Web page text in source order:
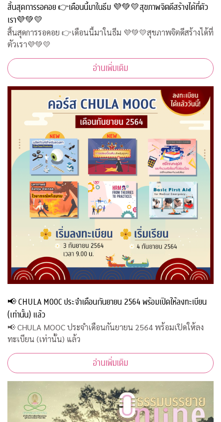
สิ้นสุดการรอคอย 👉เดือนนี้มาในธีม 💜💚💛สุขภาพจิตดีสร้างได้ที่ตัว
เรา💜💚💛
สิ้นสุดการรอคอย 👉เดือนนี้มาในธีม 💜💚💛สุขภาพจิตดีสร้างได้ที่
ตัวเรา💜💚💛
อ่านเพิ่มเติม
📢 CHULA MOOC ประจำเดือนกันยายน 2564 พร้อมเปิดให้ลงทะเบียน
(เท่านั้น) แล้ว
📢 CHULA MOOC ประจำเดือนกันยายน 2564 พร้อมเปิดให้ลง
ทะเบียน (เท่านั้น) แล้ว
อ่านเพิ่มเติม